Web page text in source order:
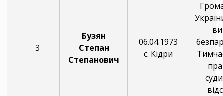
3
Бузян
Степан
Степанович
06.04.1973
с. Кідри